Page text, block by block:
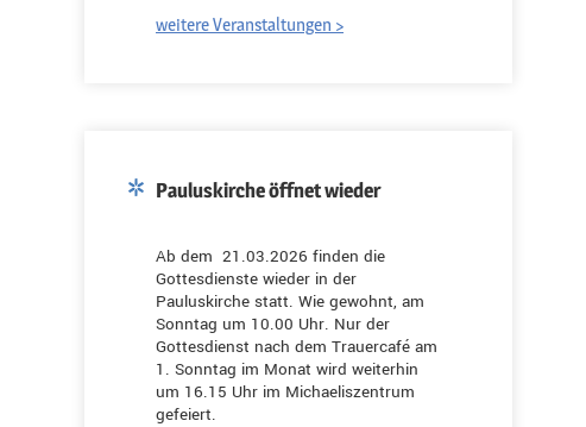
weitere Veranstaltungen >
Pauluskirche öffnet wieder
Ab dem 21.03.2026 finden die
Gottesdienste wieder in der
Pauluskirche statt. Wie gewohnt, am
Sonntag um 10.00 Uhr. Nur der
Gottesdienst nach dem Trauercafé am
1. Sonntag im Monat wird weiterhin
um 16.15 Uhr im Michaeliszentrum
gefeiert.